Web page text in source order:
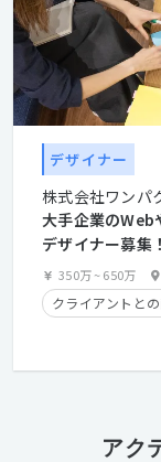
デザイナー
株式会社ワンパ
大手企業のWeb
デザイナー募集！
350万~650万
クライアントと
アク